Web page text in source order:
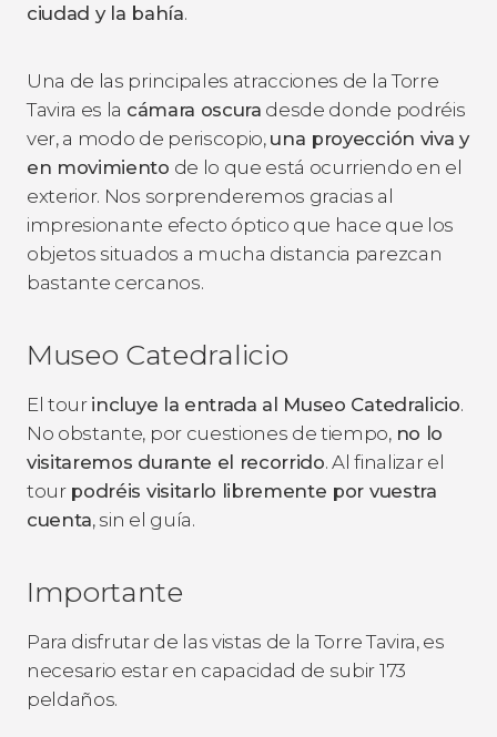
ciudad y la bahía.
Una de las principales atracciones de la Torre
Tavira es la cámara oscura desde donde podréis
ver, a modo de periscopio, una proyección viva y
en movimiento de lo que está ocurriendo en el
exterior. Nos sorprenderemos gracias al
impresionante efecto óptico que hace que los
objetos situados a mucha distancia parezcan
bastante cercanos.
Museo Catedralicio
El tour incluye la entrada al Museo Catedralicio.
No obstante, por cuestiones de tiempo, no lo
visitaremos durante el recorrido. Al finalizar el
tour podréis visitarlo libremente por vuestra
cuenta, sin el guía.
Importante
Para disfrutar de las vistas de la Torre Tavira, es
necesario estar en capacidad de subir 173
peldaños.